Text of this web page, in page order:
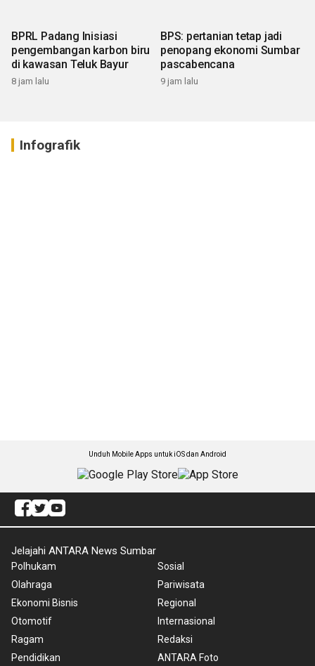
BPRL Padang Inisiasi
pengembangan karbon biru
di kawasan Teluk Bayur
8 jam lalu
BPS: pertanian tetap jadi
penopang ekonomi Sumbar
pascabencana
9 jam lalu
Infografik
Unduh Mobile Apps untuk iOS dan Android
Jelajahi ANTARA News Sumbar
Polhukam
Olahraga
Ekonomi Bisnis
Otomotif
Ragam
Pendidikan
Sosial
Pariwisata
Regional
Internasional
Redaksi
ANTARA Foto